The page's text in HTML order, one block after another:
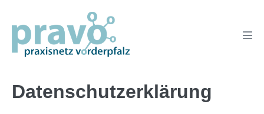
Inhalt
springen
Datenschutzerklärung